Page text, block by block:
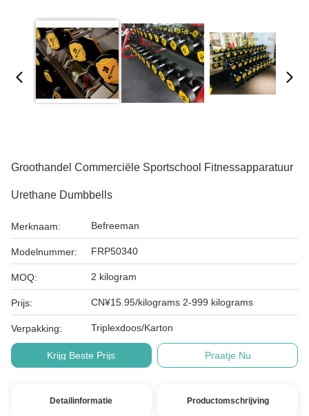
Groothandel Commerciële Sportschool Fitnessapparatuur
Urethane Dumbbells
Merknaam: Befreeman
Modelnummer: FRP50340
MOQ: 2 kilogram
Prijs: CN¥15.95/kilograms 2-999 kilograms
Verpakking: Triplexdoos/Karton
Krijg Beste Prijs Praatje Nu
Detailinformatie Productomschrijving